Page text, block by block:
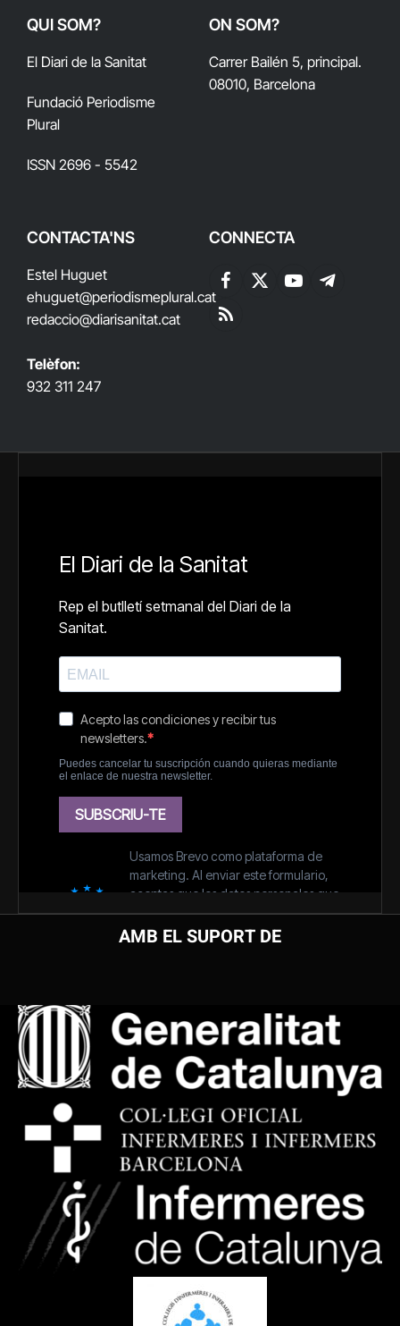
QUI SOM?
El Diari de la Sanitat
Fundació Periodisme
Plural
ISSN 2696 - 5542
ON SOM?
Carrer Bailén 5, principal.
08010, Barcelona
CONTACTA'NS
Estel Huguet
ehuguet@periodismeplural.cat
redaccio@diarisanitat.cat
Telèfon:
932 311 247
CONNECTA
Facebook
X
YouTubeTelegram
RSS
AMB EL SUPORT DE